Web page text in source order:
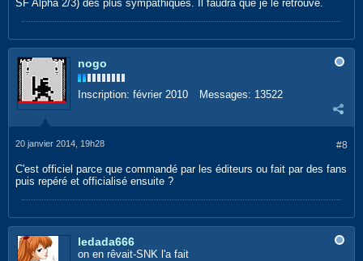
SF Alpha 2/3) des plus sympathiques. Il faudra que je le retrouve.
nogo
Inscription: février 2010 Messages: 13522
#8
20 janvier 2014, 19h28
C'est officiel parce que commandé par les éditeurs ou fait par des fans
puis repéré et officialisé ensuite ?
ledada666
on en rêvait-SNK l'a fait